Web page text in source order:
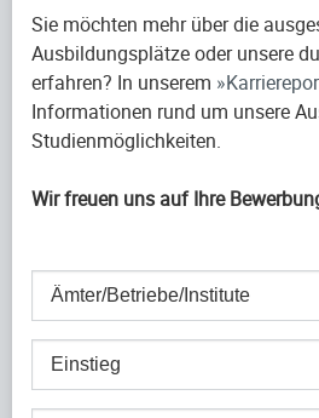
Sie möchten mehr über die
Ausbildungsplätze oder unsere
erfahren? In unserem
Informationen rund um unsere
Studienmöglichkeiten.
Wir freuen uns auf Ihre
Ämter/Betriebe/Institute
Einstieg